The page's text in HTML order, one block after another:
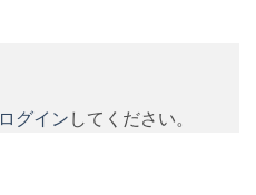
ログイン してください。